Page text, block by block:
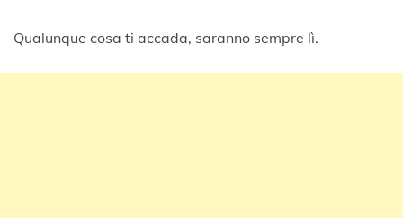
Qualunque cosa ti accada, saranno sempre lì.